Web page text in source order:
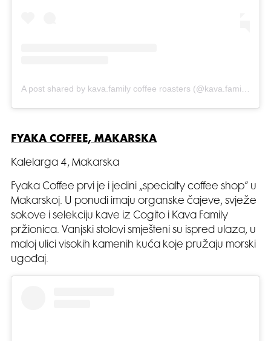
A post shared by kava.family coffee roasters (@kava.family)
FYAKA COFFEE, MAKARSKA
Kalelarga 4, Makarska
Fyaka Coffee prvi je i jedini „specialty coffee shop“ u
Makarskoj. U ponudi imaju organske čajeve, svježe
sokove i selekciju kave iz Cogito i Kava Family
pržionica. Vanjski stolovi smješteni su ispred ulaza, u
maloj ulici visokih kamenih kuća koje pružaju morski
ugođaj.